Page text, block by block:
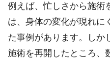
例えば、忙しさから施術
は、身体の変化が現れに
た事例があります。しか
施術を再開したところ、